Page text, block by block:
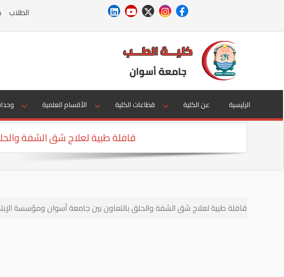
الطلاب
الأقسام العلمية قطاعات الكلية عن الكلية الرئيسية
قافلة طبية لعلاج شق الشفة
قافلة طبية لعلاج شق الشفة والحلق بالتعاون بين جامعة أسوان ومؤسسة